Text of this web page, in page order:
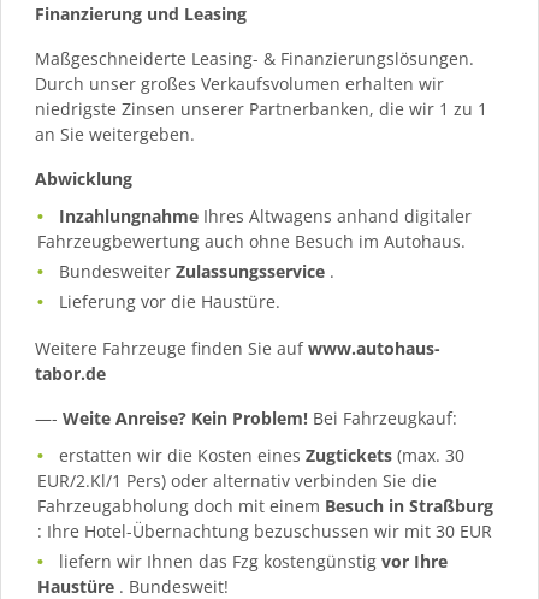
Finanzierung und Leasing
Maßgeschneiderte Leasing- & Finanzierungslösungen.
Durch unser großes Verkaufsvolumen erhalten wir
niedrigste Zinsen unserer Partnerbanken, die wir 1 zu 1
an Sie weitergeben.
Abwicklung
Inzahlungnahme Ihres Altwagens anhand digitaler
Fahrzeugbewertung auch ohne Besuch im Autohaus.
BundesweiterZulassungsservice .
Lieferung vor die Haustüre.
Weitere Fahrzeuge finden Sie aufwww.autohaus-
tabor.de
—- Weite Anreise? Kein Problem! Bei Fahrzeugkauf:
erstatten wir die Kosten einesZugtickets(max. 30
EUR/2.Kl/1 Pers) oder alternativ verbinden Sie die
Fahrzeugabholung doch mit einem Besuch in Straßburg
: Ihre Hotel-Übernachtung bezuschussen wir mit 30 EUR
liefern wir Ihnen das Fzg kostengünstigvor Ihre
Haustüre . Bundesweit!